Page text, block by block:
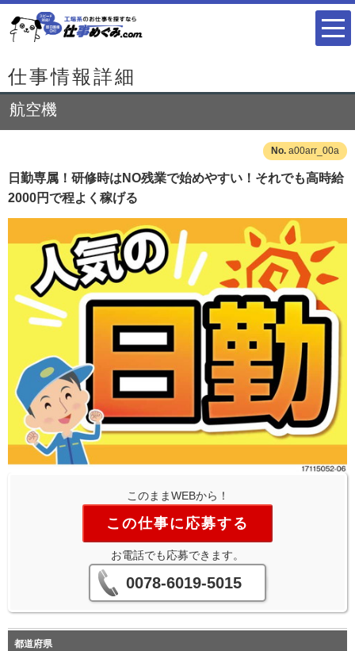
仕事情報詳細
航空機
a00arr_00a
日勤専属！研修時はNO残業で始めやすい！それでも高時給
2000円で程よく稼げる
このままWEBから！
この仕事に応募する
お電話でも応募できます。
0078-6019-5015
都道府県